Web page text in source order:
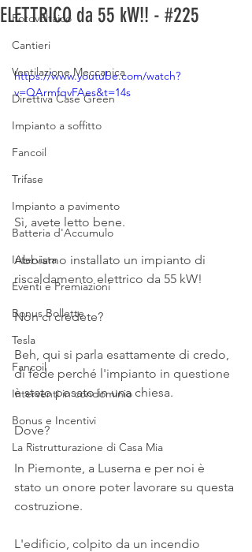
Fotovoltaico
Cantieri
Ventilazione Meccanica
Direttiva Case Green
Impianto a soffitto
Fancoil
Trifase
Impianto a pavimento
Batteria d'Accumulo
Intervista
Eventi e Premiazioni
Bonus Bollette
Tesla
Fancoil
Interventi in condominio
Bonus e Incentivi
La Ristrutturazione di Casa Mia
ELETTRICO da 55 kW!! - #225
https://www.youtube.com/watch?
v=QArmfqvFAes&t=14s
Sì, avete letto bene.
Abbiamo installato un impianto di
riscaldamento elettrico da 55 kW!
Non ci credete?
Beh, qui si parla esattamente di credo,
di fede perché l'impianto in questione
è stato posato in una chiesa.
Dove?
In Piemonte, a Luserna e per noi è
stato un onore poter lavorare su questa
costruzione.
L'edificio, colpito da un incendio